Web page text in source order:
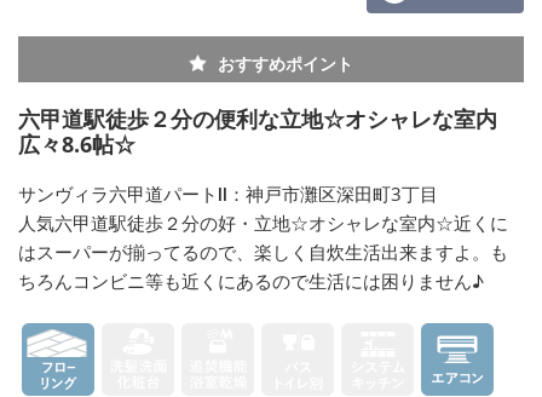
おすすめポイント
六甲道駅徒歩２分の便利な立地☆オシャレな室内
広々8.6帖☆
サンヴィラ六甲道パートⅡ：神戸市灘区深田町3丁目
人気六甲道駅徒歩２分の好・立地☆オシャレな室内☆近くに
はスーパーが揃ってるので、楽しく自炊生活出来ますよ。も
ちろんコンビニ等も近くにあるので生活には困りません♪